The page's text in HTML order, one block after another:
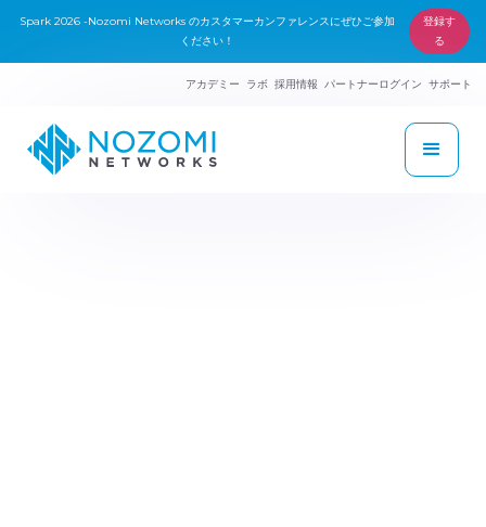
Spark 2026 -Nozomi Networks のカスタマーカンファレンスにぜひご参加
ください！
登録す
る
アカデミー ラボ 採用情報 パートナーログイン サポート